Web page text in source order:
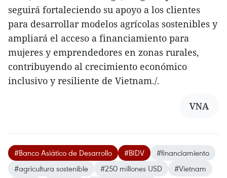
seguirá fortaleciendo su apoyo a los clientes
para desarrollar modelos agrícolas sostenibles y
ampliará el acceso a financiamiento para
mujeres y emprendedores en zonas rurales,
contribuyendo al crecimiento económico
inclusivo y resiliente de Vietnam./.
VNA
#Banco Asiático de Desarrollo #BIDV
#financiamiento
#agricultura sostenible
#250 millones USD
#Vietnam